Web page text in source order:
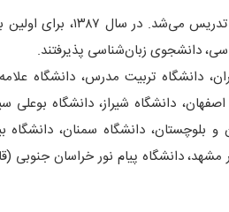
زبان‌شناسی در ایران تا سال‌ها فقط در
دانشجوی زبان‌شناسی پذیرفتند.
دانشگاه تربیت مدرس، دانشگاه
دانشگاه شیراز، دانشگاه بوعلی
و بلوچستان، دانشگاه سمنان، دانشگاه
مشهد، دانشگاه پیام نور خراسان جنوبی